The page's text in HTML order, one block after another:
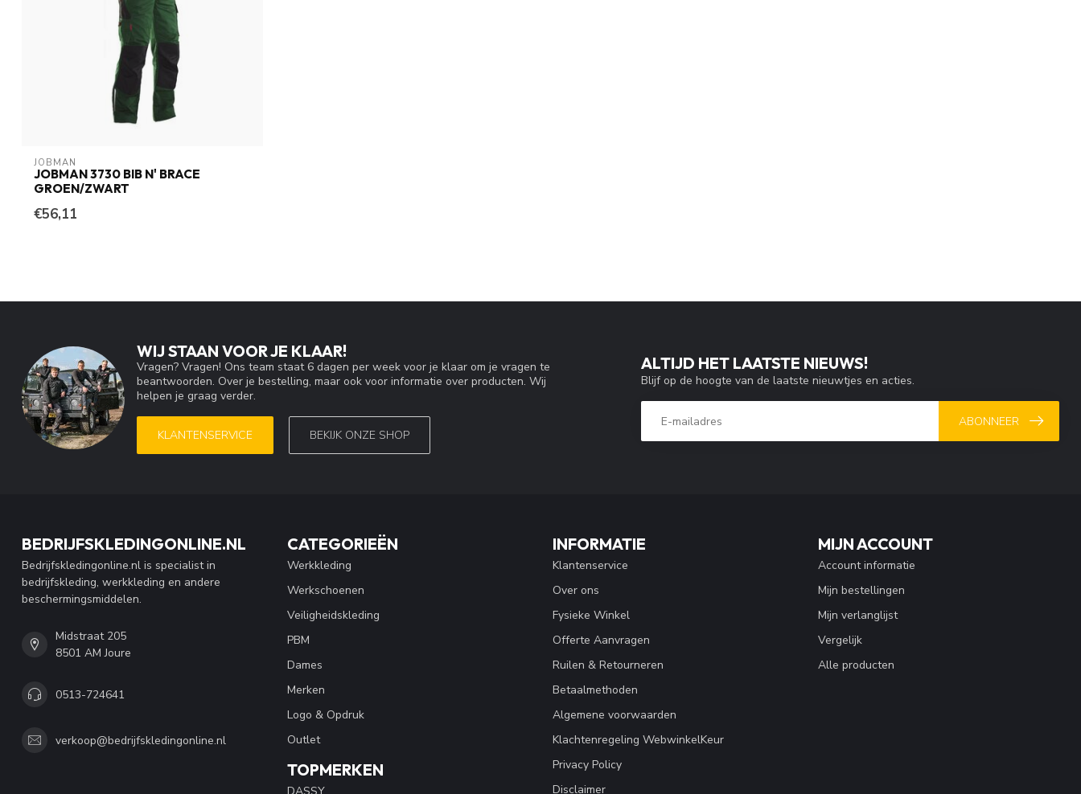
JOBMAN
JOBMAN 3730 BIB N' BRACE
GROEN/ZWART
€56,11
WIJ STAAN VOOR JE KLAAR!
Vragen? Vragen! Ons team staat 6 dagen per week voor je klaar om je vragen te
beantwoorden. Over je bestelling, maar ook voor informatie over producten. Wij
helpen je graag verder.
KLANTENSERVICE BEKIJK ONZE SHOP
ALTIJD HET LAATSTE NIEUWS!
Blijf op de hoogte van de laatste nieuwtjes en acties.
ABONNEER
BEDRIJFSKLEDINGONLINE.NL
Bedrijfskledingonline.nl is specialist in
bedrijfskleding, werkkleding en andere
beschermingsmiddelen.
Midstraat 205
8501 AM Joure
0513-724641
verkoop@bedrijfskledingonline.nl
CATEGORIEËN
Werkkleding
Werkschoenen
Veiligheidskleding
PBM
Dames
Merken
Logo & Opdruk
Outlet
TOPMERKEN
INFORMATIE
Klantenservice
Over ons
Fysieke Winkel
Offerte Aanvragen
Ruilen & Retourneren
Betaalmethoden
Algemene voorwaarden
Klachtenregeling WebwinkelKeur
Privacy Policy
Disclaimer
MIJN ACCOUNT
Account informatie
Mijn bestellingen
Mijn verlanglijst
Vergelijk
Alle producten